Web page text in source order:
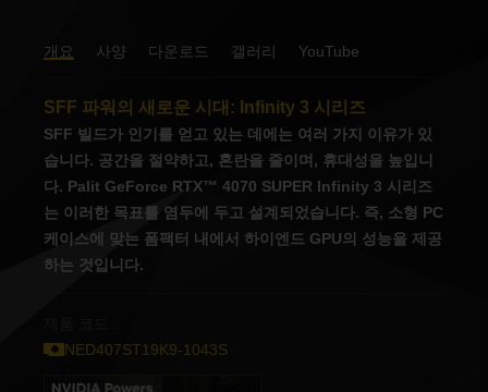
개요 사양 다운로드 갤러리 YouTube
SFF 파워의 새로운 시대: Infinity 3 시리즈
SFF 빌드가 인기를 얻고 있는 데에는 여러 가지 이유가 있
습니다. 공간을 절약하고, 혼란을 줄이며, 휴대성을 높입니
다. Palit GeForce RTX™ 4070 SUPER Infinity 3 시리즈
는 이러한 목표를 염두에 두고 설계되었습니다. 즉, 소형 PC
케이스에 맞는 폼팩터 내에서 하이엔드 GPU의 성능을 제공
하는 것입니다.
NED407ST19K9-1043S